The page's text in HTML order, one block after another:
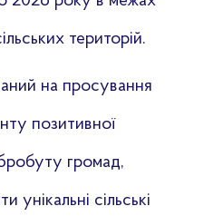
територій.
на просування
позитивної
громад,
унікальні сільські